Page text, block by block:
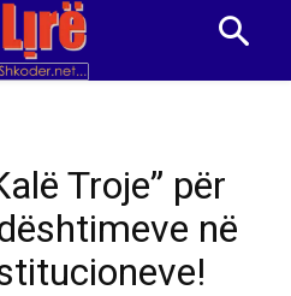
Troje” për
në